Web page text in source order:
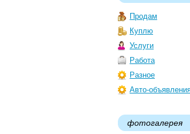
Продам
Куплю
Услуги
Работа
Разное
Авто-
фотогалерея